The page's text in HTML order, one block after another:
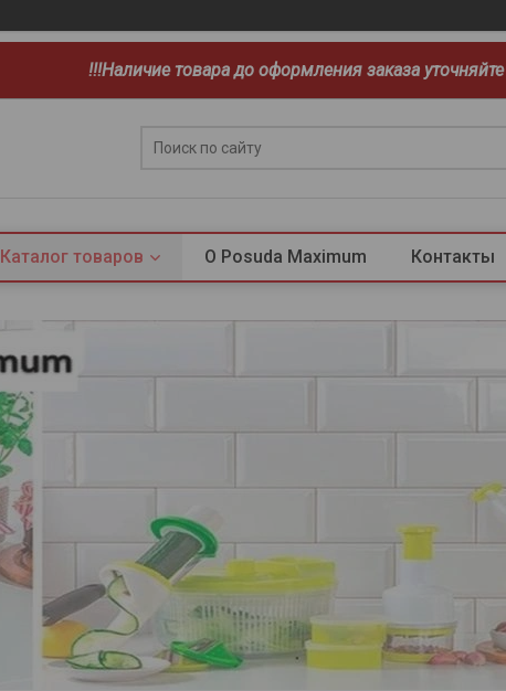
!!!Наличие товара до оформления заказа
Каталог товаров О Posuda Maximum Контакты